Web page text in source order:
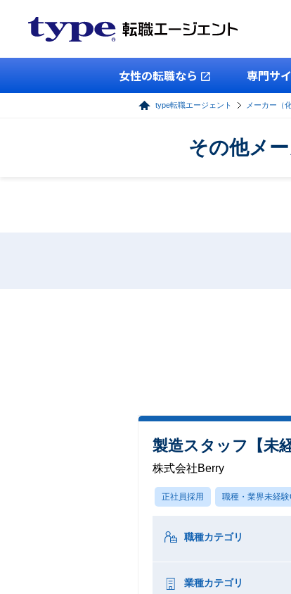
女性の転職なら 専門サ
type転職エージェント メーカー（
その他メ
製造スタッフ【未
株式会社Berry
正社員採用 職種・業界未経験
職種カテゴリ
業種カテゴリ